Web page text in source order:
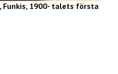
Funkis, 1900- talets första